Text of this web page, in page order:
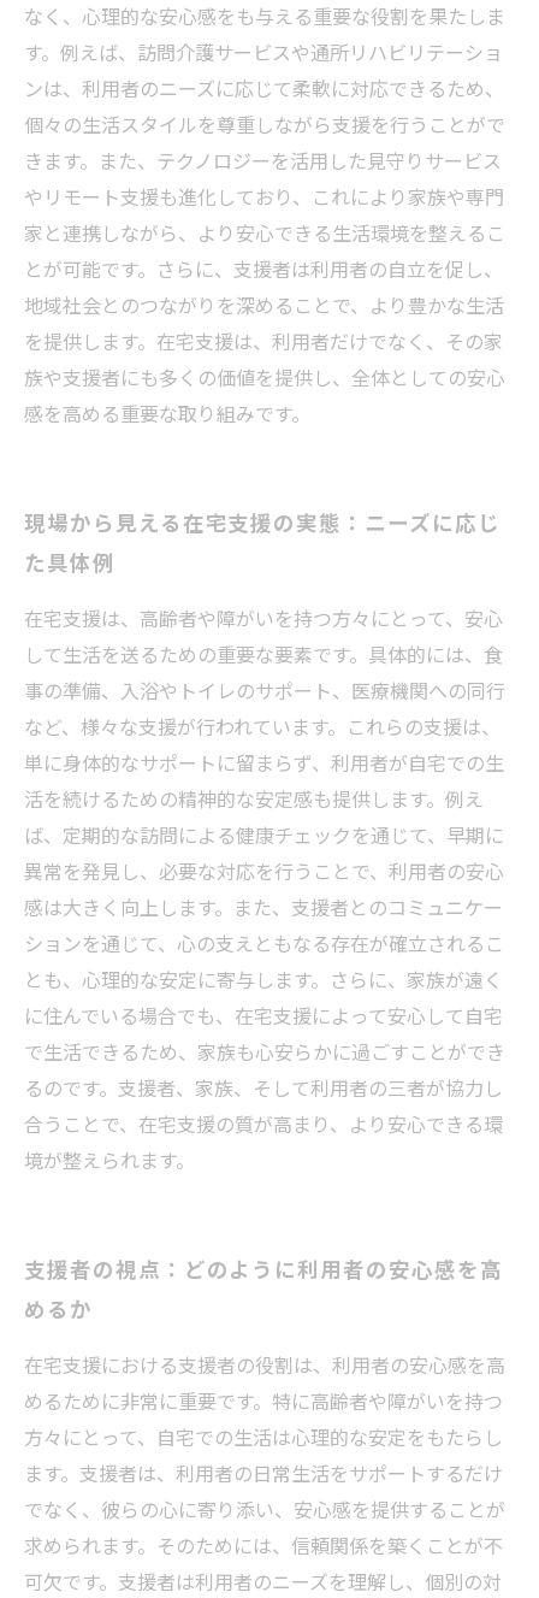
なく、心理的な安心感をも与える重要な役割を果たしま
す。例えば、訪問介護サービスや通所リハビリテーショ
ンは、利用者のニーズに応じて柔軟に対応できるため、
個々の生活スタイルを尊重しながら支援を行うことがで
きます。また、テクノロジーを活用した見守りサービス
やリモート支援も進化しており、これにより家族や専門
家と連携しながら、より安心できる生活環境を整えるこ
とが可能です。さらに、支援者は利用者の自立を促し、
地域社会とのつながりを深めることで、より豊かな生活
を提供します。在宅支援は、利用者だけでなく、その家
族や支援者にも多くの価値を提供し、全体としての安心
感を高める重要な取り組みです。
現場から見える在宅支援の実態：ニーズに応じ
た具体例
在宅支援は、高齢者や障がいを持つ方々にとって、安心
して生活を送るための重要な要素です。具体的には、食
事の準備、入浴やトイレのサポート、医療機関への同行
など、様々な支援が行われています。これらの支援は、
単に身体的なサポートに留まらず、利用者が自宅での生
活を続けるための精神的な安定感も提供します。例え
ば、定期的な訪問による健康チェックを通じて、早期に
異常を発見し、必要な対応を行うことで、利用者の安心
感は大きく向上します。また、支援者とのコミュニケー
ションを通じて、心の支えともなる存在が確立されるこ
とも、心理的な安定に寄与します。さらに、家族が遠く
に住んでいる場合でも、在宅支援によって安心して自宅
で生活できるため、家族も心安らかに過ごすことができ
るのです。支援者、家族、そして利用者の三者が協力し
合うことで、在宅支援の質が高まり、より安心できる環
境が整えられます。
支援者の視点：どのように利用者の安心感を高
めるか
在宅支援における支援者の役割は、利用者の安心感を高
めるために非常に重要です。特に高齢者や障がいを持つ
方々にとって、自宅での生活は心理的な安定をもたらし
ます。支援者は、利用者の日常生活をサポートするだけ
でなく、彼らの心に寄り添い、安心感を提供することが
求められます。そのためには、信頼関係を築くことが不
可欠です。支援者は利用者のニーズを理解し、個別の対